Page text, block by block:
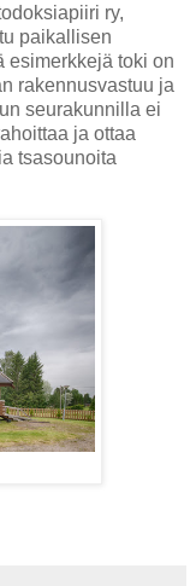
ry,
paikallisen
esimerkkejä toki on
rakennusvastuu ja
seurakunnilla ei
ja ottaa
tsasounoita